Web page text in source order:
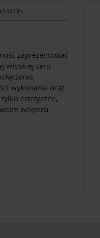
zaprezentować
włoskiej serii
wykonania oraz
estetyczne,
wnętrzu.